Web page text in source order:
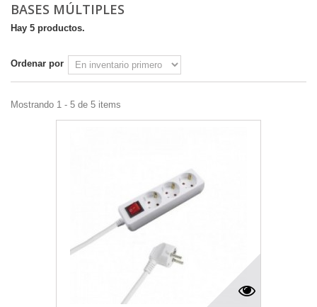
BASES MÚLTIPLES
Hay 5 productos.
Ordenar por
Mostrando 1 - 5 de 5 items